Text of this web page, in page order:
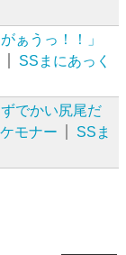
ぁうっ！！」
SSまにあっく
でかい尻尾だ
ケモナー
SSま